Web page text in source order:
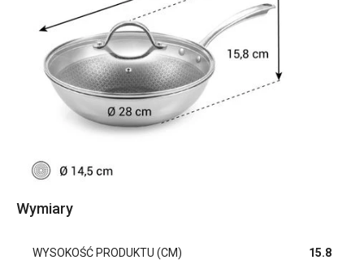
Wymiary
WYSOKOŚĆ PRODUKTU (CM) 15.8